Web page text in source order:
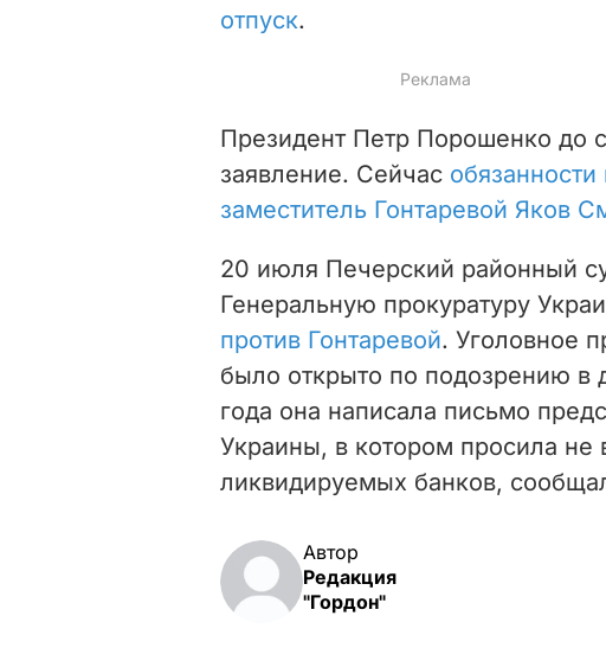
отпуск.
Президент Петр Порошенко до
заявление. Сейчас
заместитель Гонтаревой Яков
20 июля Печерский районный
Генеральную прокуратуру
против Гонтаревой. Уголовное
было открыто по подозрению в
года она написала письмо
Украины, в котором просила не
ликвидируемых банков,
Автор
Редакция
"Гордон"